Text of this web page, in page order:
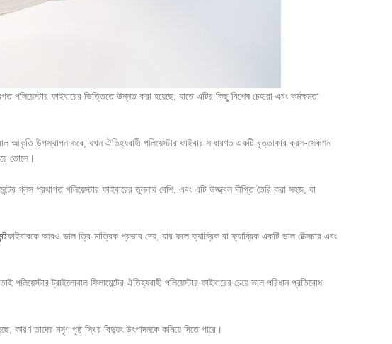
পলিয়েস্টার ফাইবারের ভিত্তিতে উন্নত করা হয়েছে, যাতে এটির কিছু বিশেষ চেহারা এবং কর্মক্ষমতা
আকৃতি উপস্থাপন করে, যখন ঐতিহ্যবাহী পলিয়েস্টার ফাইবার সাধারণত একটি বৃত্তাকার ক্রস-সেকশন
তোলে।
গ্লস প্রথাগত পলিয়েস্টার ফাইবারের তুলনায় বেশি, এবং এটি উজ্জ্বল দীপ্তি তৈরি করা সহজ, যা
ফাইবারকে আরও ভাল ত্রি-মাত্রিক প্রভাব দেয়, যার ফলে ফ্যাব্রিক বা ফ্যাব্রিক একটি ভাল টেক্সচার এবং
ট্রাইলোবাল ফিলামেন্টের ঐতিহ্যবাহী পলিয়েস্টার ফাইবারের চেয়ে ভাল পরিধান প্রতিরোধ
কারণ তাদের মসৃণ পৃষ্ঠ স্থির বিদ্যুৎ উৎপাদনকে কমিয়ে দিতে পারে।